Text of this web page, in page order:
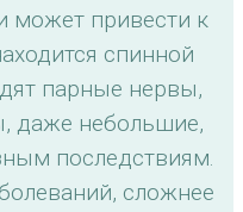
может привести к
спинной
парные нервы,
даже небольшие,
последствиям.
сложнее